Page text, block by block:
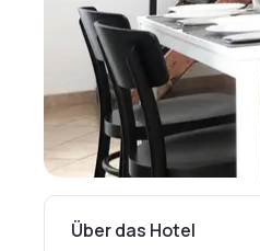
Über das Hotel